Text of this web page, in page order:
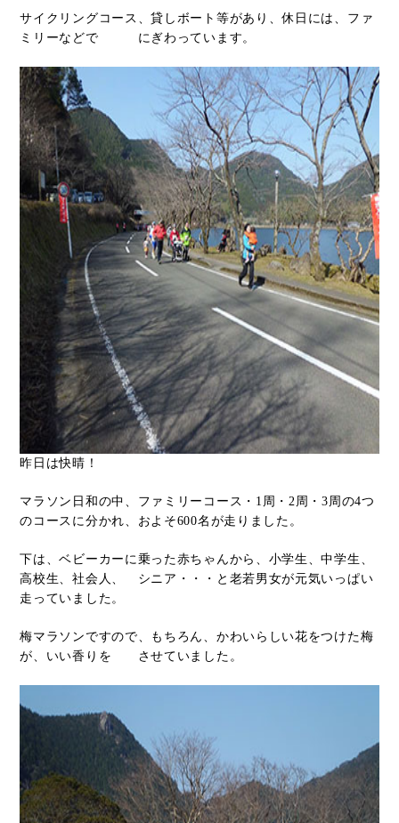
サイクリングコース、貸しボート等があり、休日には、ファ
ミリーなどで にぎわっています。
昨日は快晴！
マラソン日和の中、ファミリーコース・1周・2周・3周の4つ
のコースに分かれ、およそ600名が走りました。
下は、ベビーカーに乗った赤ちゃんから、小学生、中学生、
高校生、社会人、 シニア・・・と老若男女が元気いっぱい
走っていました。
梅マラソンですので、もちろん、かわいらしい花をつけた梅
が、いい香りを させていました。